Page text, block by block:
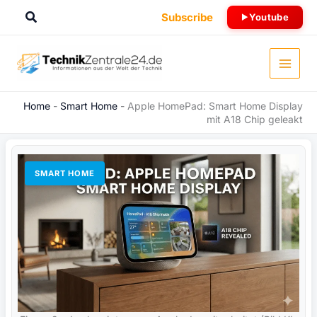
Suchen Subscribe Youtube
Home - Smart Home - Apple HomePad: Smart Home Display
mit A18 Chip geleakt
SMART HOME